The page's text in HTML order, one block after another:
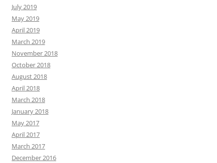
July 2019
May 2019
April 2019
March 2019
November 2018
October 2018
August 2018
April 2018
March 2018
January 2018
May 2017
April 2017
March 2017
December 2016